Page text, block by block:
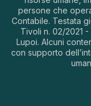
persone che
Contabile. Testata
Tivoli n. 02/2021
Lupoi. Alcuni
con supporto